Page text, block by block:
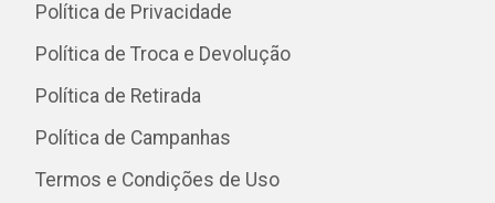
Política de Privacidade
Política de Troca e Devolução
Política de Retirada
Política de Campanhas
Termos e Condições de Uso